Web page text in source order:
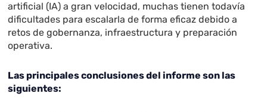
artificial (IA) a gran velocidad, muchas tienen todavía
dificultades para escalarla de forma eficaz debido a
retos de gobernanza, infraestructura y preparación
operativa.
Las principales conclusiones del informe son las
siguientes: